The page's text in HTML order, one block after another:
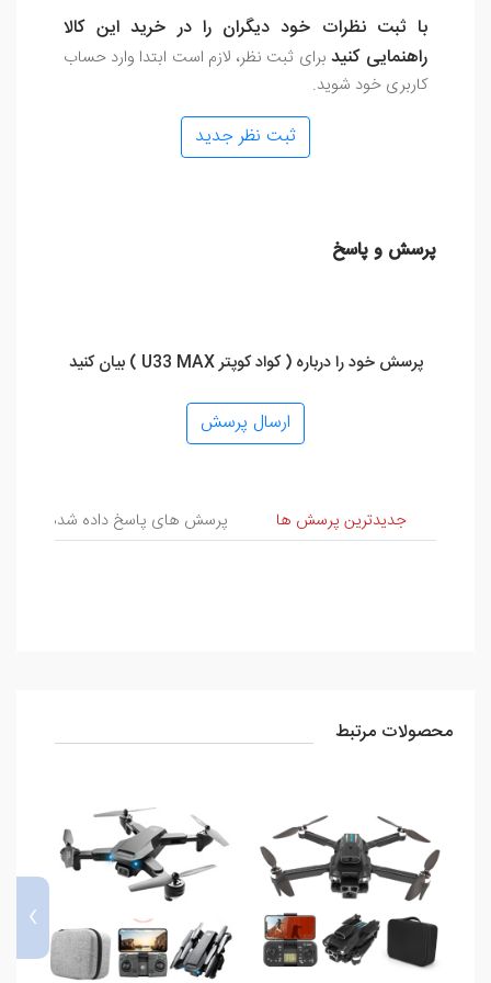
با ثبت نظرات خود دیگران را در خرید این کالا
راهنمایی کنید برای ثبت نظر، لازم است ابتدا وارد حساب
کاربری خود شوید.
ثبت نظر جدید
پرسش و پاسخ
پرسش خود را درباره ( کواد کوپتر U33 MAX ) بیان کنید
ارسال پرسش
پرسش و پاسخ
جدیدترین پرسش ها پرسش های پاسخ داده شده
محصولات مرتبط
›